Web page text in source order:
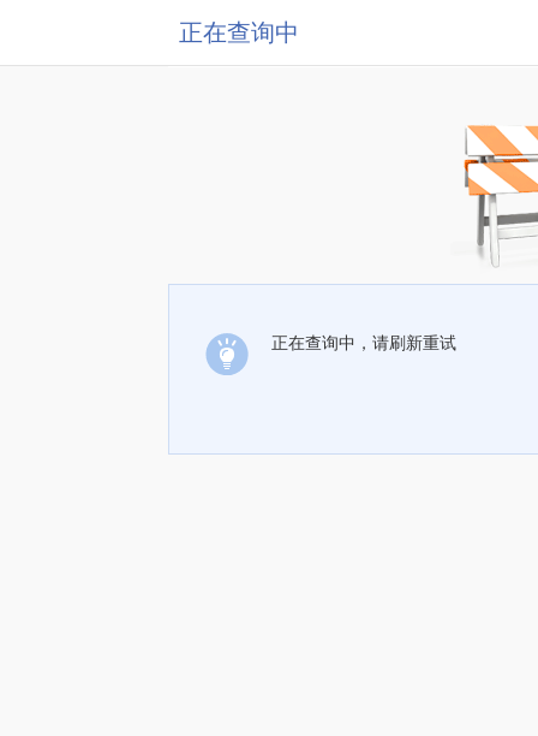
正在查询中
正在查询中，请刷新重试